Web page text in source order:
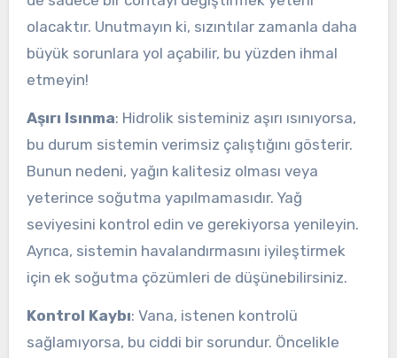
olacaktır. Unutmayın ki, sızıntılar zamanla daha
büyük sorunlara yol açabilir, bu yüzden ihmal
etmeyin!
Aşırı Isınma: Hidrolik sisteminiz aşırı ısınıyorsa,
bu durum sistemin verimsiz çalıştığını gösterir.
Bunun nedeni, yağın kalitesiz olması veya
yeterince soğutma yapılmamasıdır. Yağ
seviyesini kontrol edin ve gerekiyorsa yenileyin.
Ayrıca, sistemin havalandırmasını iyileştirmek
için ek soğutma çözümleri de düşünebilirsiniz.
Kontrol Kaybı: Vana, istenen kontrolü
sağlamıyorsa, bu ciddi bir sorundur. Öncelikle